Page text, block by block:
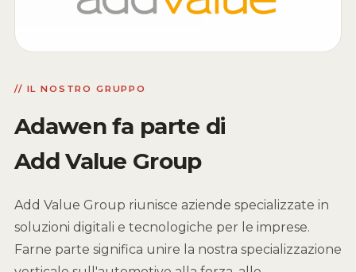
// IL NOSTRO GRUPPO
Adawen fa parte di
Add Value Group
Add Value Group riunisce aziende specializzate in
soluzioni digitali e tecnologiche per le imprese.
Farne parte significa unire la nostra specializzazione